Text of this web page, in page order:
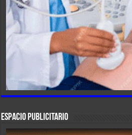
ESPACIO PUBLICITARIO